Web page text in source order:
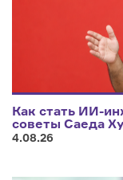
Как стать ИИ-
советы Саеда
обучению
4.08.26